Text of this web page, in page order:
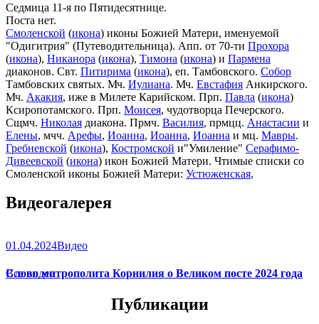
Седмица 11-я по Пятидесятнице.
Поста нет.
Смоленской (икона) иконы Божией Матери, именуемой
"Одигитрия" (Путеводительница). Апп. от 70-ти Прохора
(икона), Никанора (икона), Тимона (икона) и Пармена
диаконов. Свт. Питирима (икона), еп. Тамбовского. Собор
Тамбовских святых. Мч. Иулиана. Мч. Евстафия Анкирского.
Мч. Акакия, иже в Милете Карийском. Прп. Павла (икона)
Ксиропотамского. Прп. Моисея, чудотворца Печерского.
Сщмч. Николая диакона. Прмч. Василия, прмцц. Анастасии и
Елены, мчч. Арефы, Иоанна, Иоанна, Иоанна и мц. Мавры.
Гребневской (икона), Костромской и"Умиление" Серафимо-
Дивеевской (икона) икон Божией Матери. Чтимые списки со
Смоленской иконы Божией Матери: Устюженская,
(икона),Игрицкая,Шуйская
Сергиевская(в Троице-Сергиевой Лавре).
Видеогалерея
01.04.2024Видео
Слово митрополита Корнилия о Великом посте 2024 года
Все видео
Публикации